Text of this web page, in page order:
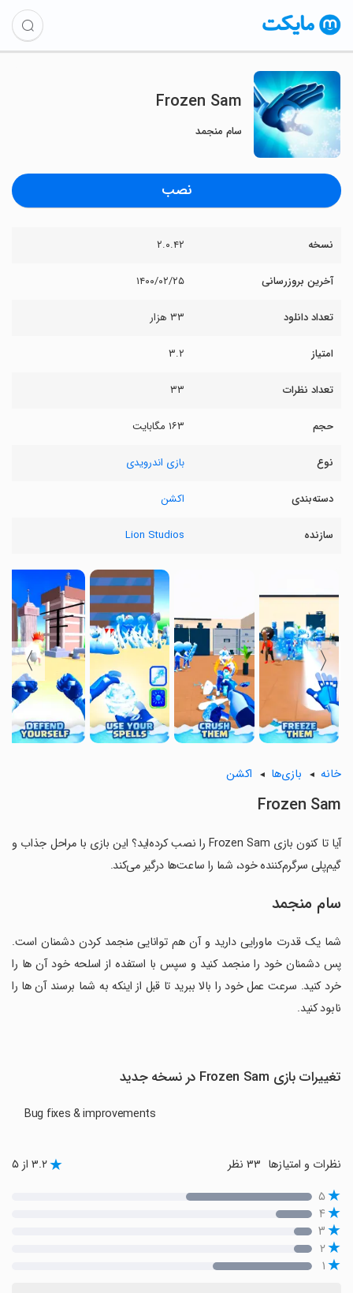
Frozen Sam
سام منجمد
نصب
نسخه ۲.۰.۴۲
آخرین بروزرسانی ۱۴۰۰/۰۲/۲۵
تعداد دانلود ۳۳ هزار
امتیاز ۳.۲
تعداد نظرات ۳۳
حجم ۱۶۳ مگابایت
نوع بازی اندرویدی
دسته‌بندی اکشن
سازنده Lion Studios
〈
〉
خانه بازی‌ها اکشن
Frozen Sam
آیا تا کنون بازی Frozen Sam را نصب کرده‌اید؟ این بازی با مراحل جذاب و
گیم‌پلی سرگرم‌کننده خود، شما را ساعت‌ها درگیر می‌کند.
سام منجمد
شما یک قدرت ماورایی دارید و آن هم توانایی منجمد کردن دشمنان است.
پس دشمنان خود را منجمد کنید و سپس با استفده از اسلحه خود آن ها را
خرد کنید. سرعت عمل خود را بالا ببرید تا قبل از اینکه به شما برسند آن ها را
نابود کنید.
تغییرات بازی Frozen Sam در نسخه جدید
Bug fixes & improvements
نظرات و امتیازها ۳.۲ از ۵
۵
۴
۳
۲
۱